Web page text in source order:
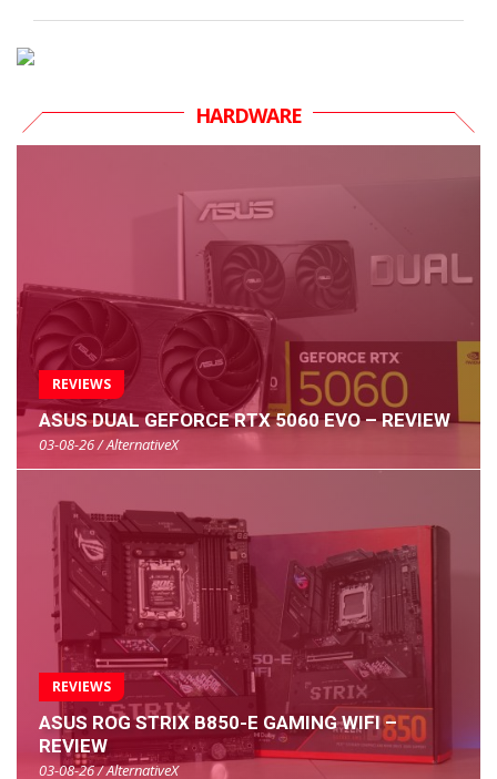
HARDWARE
REVIEWS
ASUS DUAL GEFORCE RTX 5060 EVO – REVIEW
03-08-26 / AlternativeX
REVIEWS
ASUS ROG STRIX B850-E GAMING WIFI –
REVIEW
03-08-26 / AlternativeX